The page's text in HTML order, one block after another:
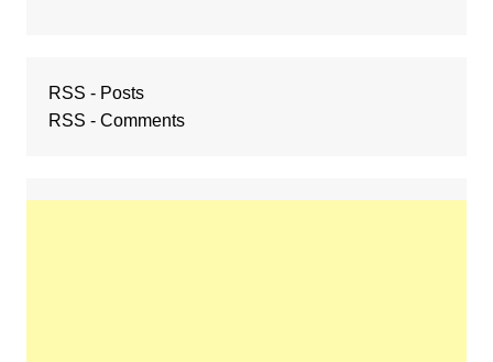
RSS - Posts
RSS - Comments